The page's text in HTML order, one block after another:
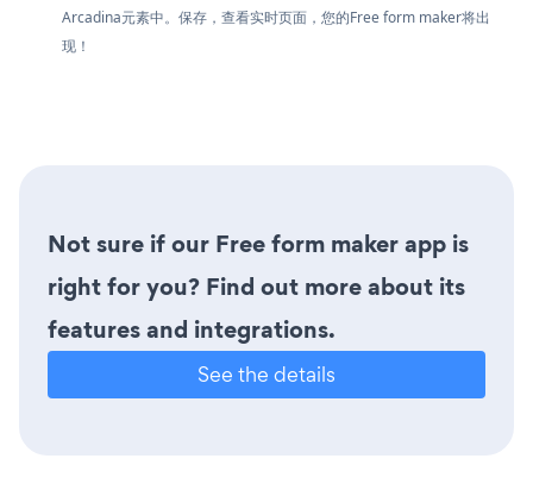
Arcadina元素中。保存，查看实时页面，您的Free form maker将出
现！
Not sure if our Free form maker app is
right for you? Find out more about its
features and integrations.
See the details